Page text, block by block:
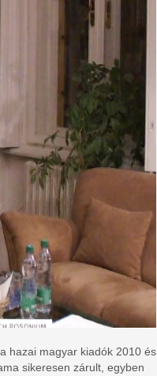
hazai magyar kiadók 2010 és
sikeresen zárult, egyben